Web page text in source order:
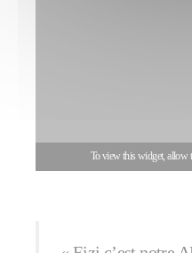
To view this widget, allow